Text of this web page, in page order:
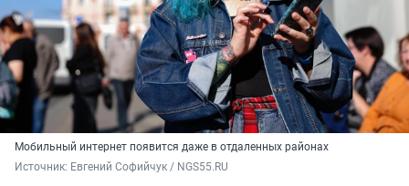
Мобильный интернет появится даже в отдаленных районах
Источник: Евгений Софийчук / NGS55.RU